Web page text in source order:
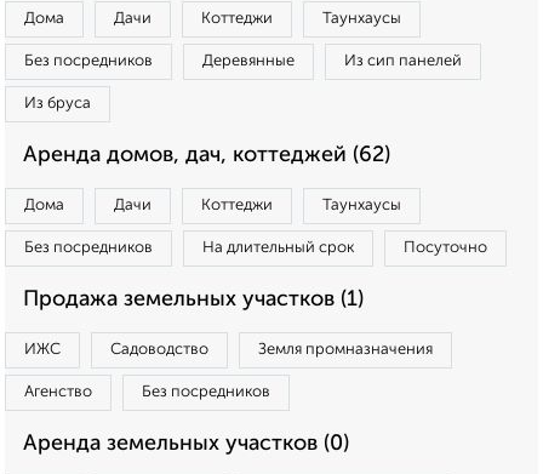
Дома Дачи Коттеджи Таунхаусы
Без посредников Деревянные Из сип панелей
Из бруса
Аренда домов, дач, коттеджей (62)
Дома Дачи Коттеджи Таунхаусы
Без посредников На длительный срок Посуточно
Продажа земельных участков (1)
ИЖС Садоводство Земля промназначения
Агенство Без посредников
Аренда земельных участков (0)